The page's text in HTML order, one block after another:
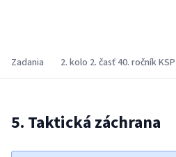
Zadania 2. kolo 2. časť 40. ročník KSP
5. Taktická záchrana